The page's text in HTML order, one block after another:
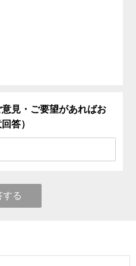
見・ご要望があればお
答）
する